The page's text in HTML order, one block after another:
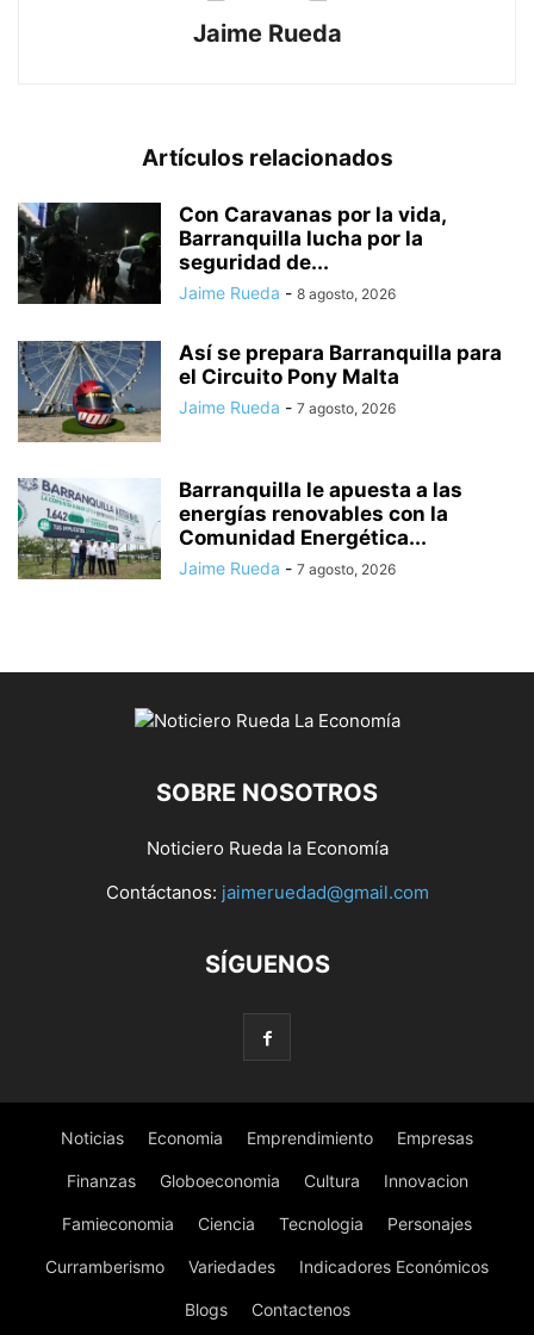
Jaime Rueda
Artículos relacionados
Con Caravanas por la vida,
Barranquilla lucha por la
seguridad de...
Jaime Rueda - 8 agosto, 2026
Así se prepara Barranquilla para
el Circuito Pony Malta
Jaime Rueda - 7 agosto, 2026
Barranquilla le apuesta a las
energías renovables con la
Comunidad Energética...
Jaime Rueda - 7 agosto, 2026
SOBRE NOSOTROS
Noticiero Rueda la Economía
Contáctanos: jaimeruedad@gmail.com
SÍGUENOS
Noticias Economia Emprendimiento Empresas
Finanzas Globoeconomia Cultura Innovacion
Famieconomia Ciencia Tecnologia Personajes
Curramberismo Variedades Indicadores Económicos
Blogs Contactenos